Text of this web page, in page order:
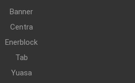
Banner
Centra
Enerblock
Tab
Yuasa